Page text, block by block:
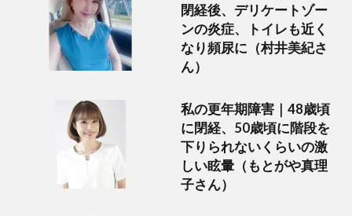
閉経後、デリケートゾー
ンの炎症、トイレも近く
なり頻尿に（村井美紀さ
ん）
私の更年期障害｜48歳頃
に閉経、50歳頃に階段を
下りられないくらいの激
しい眩暈（もとがや真理
子さん）